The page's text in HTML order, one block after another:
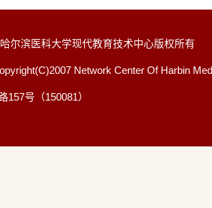
尔滨医科大学现代教育技术中心版权所有
Network Center Of Harbin
157号（150081）